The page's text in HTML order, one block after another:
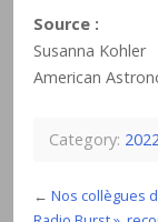
Source :
Susanna Kohler
American
Category: 2022
← Nos collègues